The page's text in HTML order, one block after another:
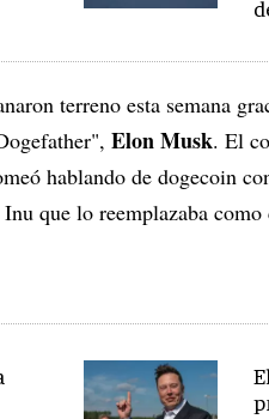
terreno esta semana
Elon Musk. El
hablando de dogecoin
que lo reemplazaba